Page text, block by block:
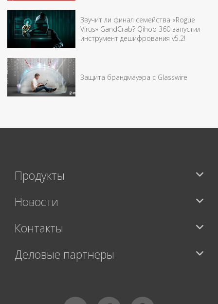
Звучит ли финал семейства «Rogue
Virus» GandCrab? Qihoo 360 запустил
инструмент дешифрования v5.2!
Защита брандмауэра с Glasswire
Продукты
Новости
Контакты
Деловые партнеры